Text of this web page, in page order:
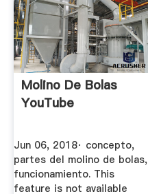
Molino De Bolas
YouTube
Jun 06, 2018· concepto,
partes del molino de bolas,
funcionamiento. This
feature is not available